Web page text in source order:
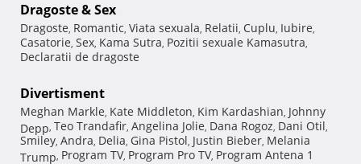
Dragoste & Sex
Dragoste, Romantic, Viata sexuala, Relatii, Cuplu, Iubire,
Casatorie, Sex, Kama Sutra, Pozitii sexuale Kamasutra,
Declaratii de dragoste
Divertisment
Meghan Markle, Kate Middleton, Kim Kardashian, Johnny
Depp, Teo Trandafir, Angelina Jolie, Dana Rogoz, Dani Otil,
Smiley, Andra, Delia, Gina Pistol, Justin Bieber, Melania
Trump, Program TV, Program Pro TV, Program Antena 1